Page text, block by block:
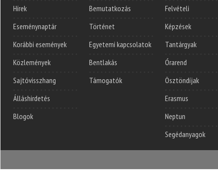
Hírek
Eseménynaptár
Korábbi események
Közlemények
Sajtóvisszhang
Álláshirdetés
Blogok
Bemutatkozás
Történet
Egyetemi kapcsolatok
Bentlakás
Támogatók
Felvételi
Képzések
Tantárgyak
Órarend
Ösztöndíjak
Erasmus
Neptun
Segédanyagok